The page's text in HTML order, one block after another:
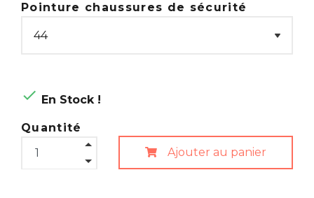
Pointure chaussures de sécurité
 En Stock !
Quantité
Ajouter au panier